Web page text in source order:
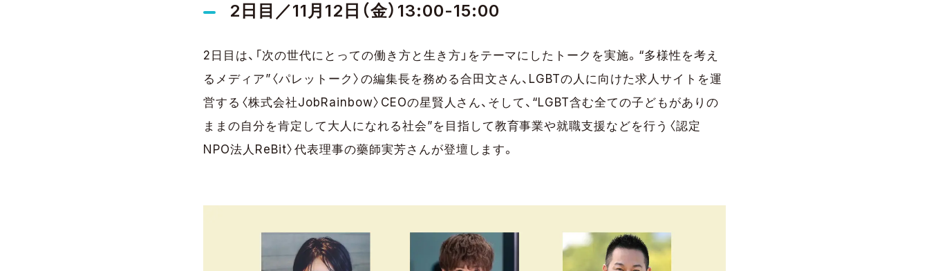
2日目／11月12日（金）13:00-15:00
2日目は、「次の世代にとっての働き方と生き方」をテーマにしたトークを実施。“多様性を考え
るメディア”〈パレットーク〉の編集長を務める合田文さん、LGBTの人に向けた求人サイトを運
営する〈株式会社JobRainbow〉CEOの星賢人さん、そして、“LGBT含む全ての子どもがありの
ままの自分を肯定して大人になれる社会”を目指して教育事業や就職支援などを行う〈認定
NPO法人ReBit〉代表理事の藥師実芳さんが登壇します。